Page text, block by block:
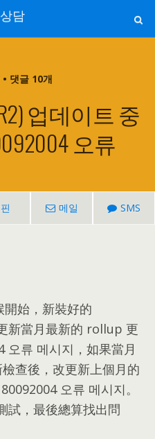
담
댓글 10개
업데이트 중
오류
핀 메일 SMS
始，新裝好的
新當月最新的 rollup 更
오류 메시지，如果當月
查後，改更新上個月的
오류 메시지。
試，最後總算找出問